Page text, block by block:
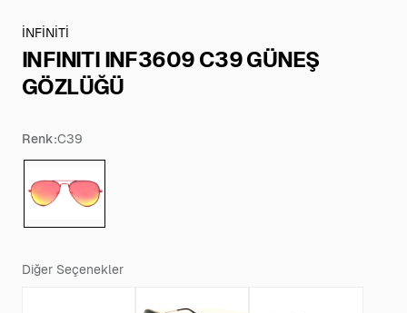
İNFİNİTİ
INFINITI INF3609 C39 GÜNEŞ
GÖZLÜĞÜ
Renk:C39
Diğer Seçenekler